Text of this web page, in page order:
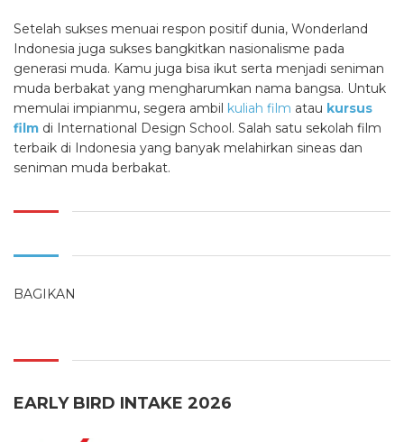
Setelah sukses menuai respon positif dunia, Wonderland
Indonesia juga sukses bangkitkan nasionalisme pada
generasi muda. Kamu juga bisa ikut serta menjadi seniman
muda berbakat yang mengharumkan nama bangsa. Untuk
memulai impianmu, segera ambil kuliah film atau kursus
film di International Design School. Salah satu sekolah film
terbaik di Indonesia yang banyak melahirkan sineas dan
seniman muda berbakat.
BAGIKAN
EARLY BIRD INTAKE 2026